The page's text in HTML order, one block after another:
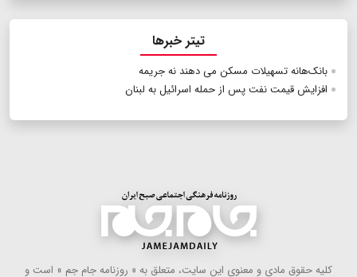
تیتر خبرها
بانک‌هانه تسهیلات مسکن می دهند نه جریمه
افزایش قیمت نفت پس از حمله اسرائیل به لبنان
كلیه حقوق مادی و معنوی این سایت، متعلق به « روزنامه جام جم » است و